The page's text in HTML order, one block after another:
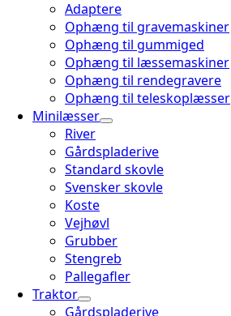
Adaptere
Ophæng til gravemaskiner
Ophæng til gummiged
Ophæng til læssemaskiner
Ophæng til rendegravere
Ophæng til teleskoplæsser
Minilæsser
River
Gårdspladerive
Standard skovle
Svensker skovle
Koste
Vejhøvl
Grubber
Stengreb
Pallegafler
Traktor
Gårdspladerive